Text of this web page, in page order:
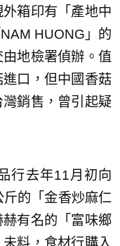
箱印有「產地中
HUONG」的
地檢署偵辦。值
口，但中國香菇
銷售，曾引起疑
行去年11月初向
斤的「金香炒麻仁
赫有名的「富味鄉
料，食材行購入